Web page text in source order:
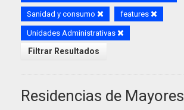
Sanidad y consumo features
Unidades Administrativas
Filtrar Resultados
Residencias de Mayores